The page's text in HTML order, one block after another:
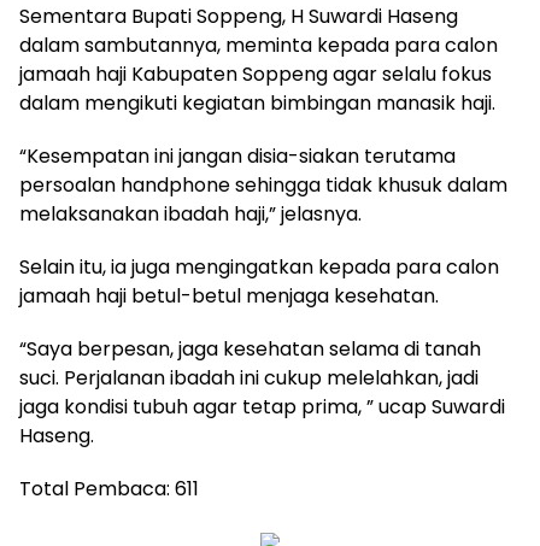
Sementara Bupati Soppeng, H Suwardi Haseng
dalam sambutannya, meminta kepada para calon
jamaah haji Kabupaten Soppeng agar selalu fokus
dalam mengikuti kegiatan bimbingan manasik haji.
“Kesempatan ini jangan disia-siakan terutama
persoalan handphone sehingga tidak khusuk dalam
melaksanakan ibadah haji,” jelasnya.
Selain itu, ia juga mengingatkan kepada para calon
jamaah haji betul-betul menjaga kesehatan.
“Saya berpesan, jaga kesehatan selama di tanah
suci. Perjalanan ibadah ini cukup melelahkan, jadi
jaga kondisi tubuh agar tetap prima, ” ucap Suwardi
Haseng.
Total Pembaca: 611